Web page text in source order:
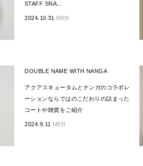
STAFF SNA...
2024.10.31 MEN
DOUBLE NAME WITH NANGA
アクアスキュータムとナンガのコラボレ
ーションならではのこだわりの詰まった
コートや雑貨をご紹介
2024.9.11 MEN